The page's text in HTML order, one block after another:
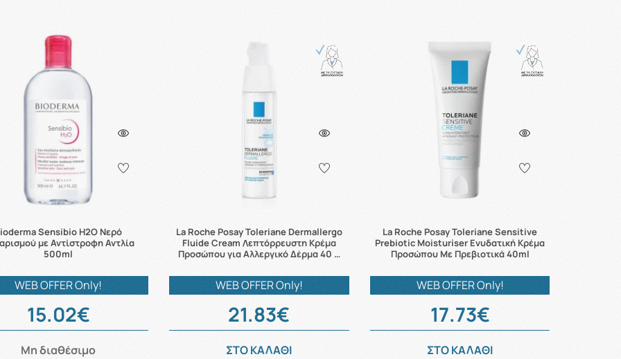
Sensibio H2O Νερό
με Αντίστροφη Αντλία
500ml
WEB OFFER Only!
15.02€
Μη διαθέσιμο
La Roche Posay Toleriane Dermallergo
Fluide Cream Λεπτόρρευστη Κρέμα
Προσώπου για Αλλεργικό Δέρμα 40 …
WEB OFFER Only!
21.83€
ΣΤΟ ΚΑΛΑΘΙ
La Roche Posay Toleriane Sensitive
Prebiotic Moisturiser Ενυδατική Κρέμα
Προσώπου Με Πρεβιοτικά 40ml
WEB OFFER Only!
17.73€
ΣΤΟ ΚΑΛΑΘΙ